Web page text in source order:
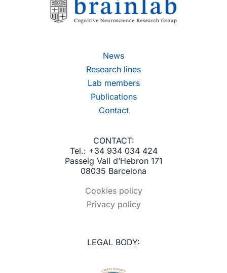
News
Research lines
Lab members
Publications
Contact
CONTACT:
Tel.: +34 934 034 424
Passeig Vall d’Hebron 171
08035 Barcelona
Cookies policy
Privacy policy
LEGAL BODY: